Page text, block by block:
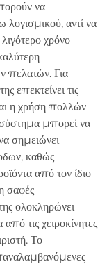
να
αντί να
χρόνο
πελατών. Για
επεκτείνει τις
η χρήση πολλών
μπορεί να
σημειώνει
καθώς
από τον ίδιο
σαφές
ολοκληρώνει
τις χειροκίνητες
Το